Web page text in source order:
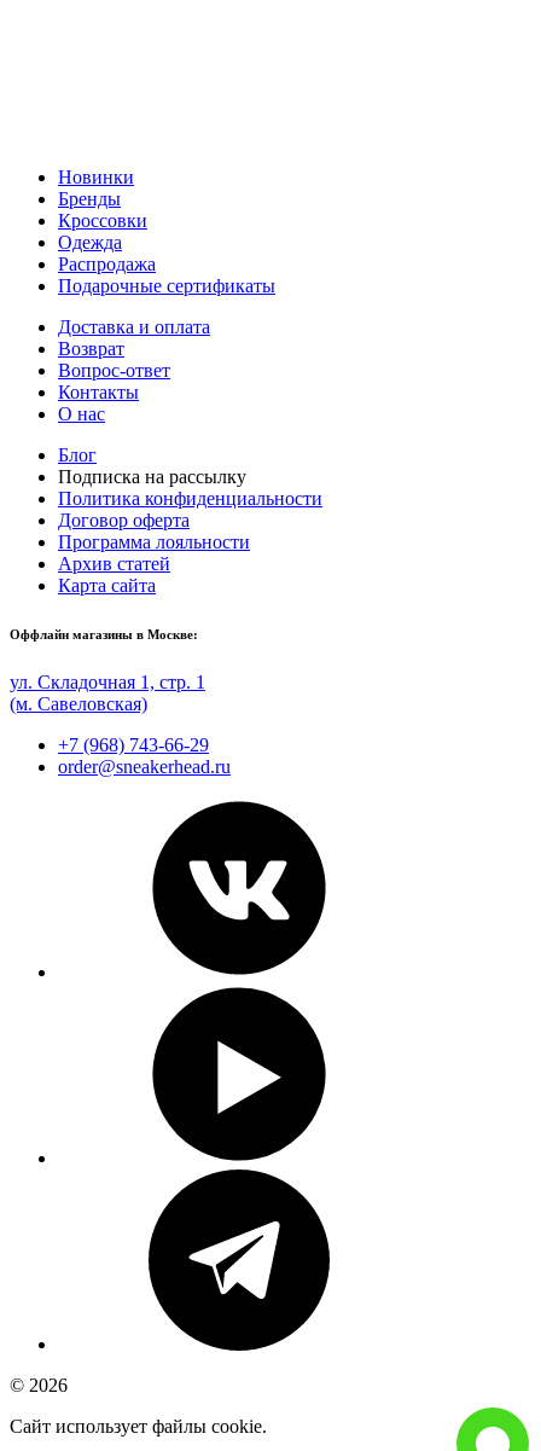
Новинки
Бренды
Кроссовки
Одежда
Распродажа
Подарочные сертификаты
Доставка и оплата
Возврат
Вопрос-ответ
Контакты
О нас
Блог
Подписка на рассылку
Политика конфиденциальности
Договор оферта
Программа лояльности
Архив статей
Карта сайта
Оффлайн магазины в Москве:
ул. Складочная 1, стр. 1
(м. Савеловская)
+7 (968) 743-66-29
order@sneakerhead.ru
© 2026
Сайт использует файлы cookie.